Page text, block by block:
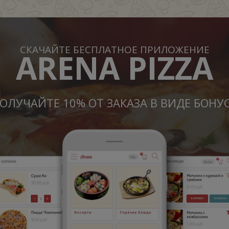
СКАЧАЙТЕ БЕСПЛАТНОЕ ПРИЛОЖЕНИЕ
ARENA PIZZA
10% ОТ ЗАКАЗА В ВИДЕ